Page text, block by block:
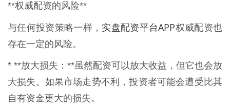
**权威配资的风险**
与任何投资策略一样， 实盘配资平台APP权威配资也
存在一定的风险。
* **放大损失：**虽然配资可以放大收益，但它也会放
大损失。如果市场走势不利，投资者可能会遭受比其
自有资金更大的损失。